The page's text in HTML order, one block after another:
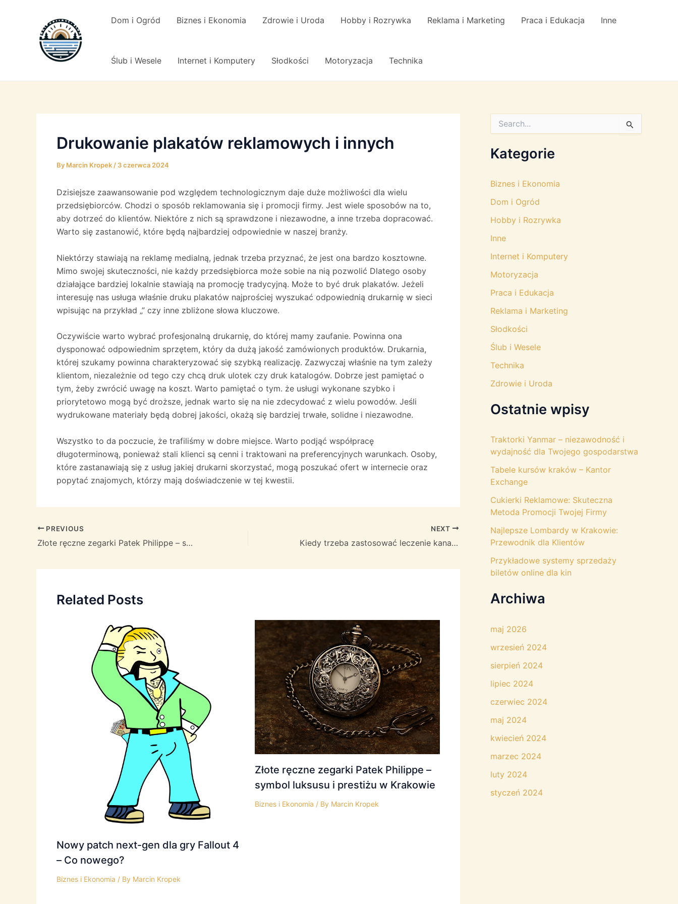
Dom i Ogród Biznes i Ekonomia Zdrowie i Uroda Hobby i Rozrywka Reklama i Marketing Praca i Edukacja Inne
Ślub i Wesele Internet i Komputery Słodkości Motoryzacja Technika
Drukowanie plakatów reklamowych i innych
By Marcin Kropek / 3 czerwca 2024
Dzisiejsze zaawansowanie pod względem technologicznym daje duże możliwości dla wielu
przedsiębiorców. Chodzi o sposób reklamowania się i promocji firmy. Jest wiele sposobów na to,
aby dotrzeć do klientów. Niektóre z nich są sprawdzone i niezawodne, a inne trzeba dopracować.
Warto się zastanowić, które będą najbardziej odpowiednie w naszej branży.
Niektórzy stawiają na reklamę medialną, jednak trzeba przyznać, że jest ona bardzo kosztowne.
Mimo swojej skuteczności, nie każdy przedsiębiorca może sobie na nią pozwolić Dlatego osoby
działające bardziej lokalnie stawiają na promocję tradycyjną. Może to być druk plakatów. Jeżeli
interesuję nas usługa właśnie druku plakatów najprościej wyszukać odpowiednią drukarnię w sieci
wpisując na przykład „” czy inne zbliżone słowa kluczowe.
Oczywiście warto wybrać profesjonalną drukarnię, do której mamy zaufanie. Powinna ona
dysponować odpowiednim sprzętem, który da dużą jakość zamówionych produktów. Drukarnia,
której szukamy powinna charakteryzować się szybką realizację. Zazwyczaj właśnie na tym zależy
klientom, niezależnie od tego czy chcą druk ulotek czy druk katalogów. Dobrze jest pamiętać o
tym, żeby zwrócić uwagę na koszt. Warto pamiętać o tym. że usługi wykonane szybko i
priorytetowo mogą być droższe, jednak warto się na nie zdecydować z wielu powodów. Jeśli
wydrukowane materiały będą dobrej jakości, okażą się bardziej trwałe, solidne i niezawodne.
Wszystko to da poczucie, że trafiliśmy w dobre miejsce. Warto podjąć współpracę
długoterminową, ponieważ stali klienci są cenni i traktowani na preferencyjnych warunkach. Osoby,
które zastanawiają się z usług jakiej drukarni skorzystać, mogą poszukać ofert w internecie oraz
popytać znajomych, którzy mają doświadczenie w tej kwestii.
Post
navigation
PREVIOUS
Złote ręczne zegarki Patek Philippe – symbol luksusu i prestiżu w Krakowie
NEXT
Kiedy trzeba zastosować leczenie kanałowe?
Related Posts
Nowy patch next-gen dla gry Fallout 4
– Co nowego?
Biznes i Ekonomia / By Marcin Kropek
Złote ręczne zegarki Patek Philippe –
symbol luksusu i prestiżu w Krakowie
Biznes i Ekonomia / By Marcin Kropek
r
c
o
r
Kategorie
Biznes i Ekonomia
Dom i Ogród
Hobby i Rozrywka
Inne
Internet i Komputery
Motoryzacja
Praca i Edukacja
Reklama i Marketing
Słodkości
Ślub i Wesele
Technika
Zdrowie i Uroda
Ostatnie wpisy
Traktorki Yanmar – niezawodność i
wydajność dla Twojego gospodarstwa
Tabele kursów kraków – Kantor
Exchange
Cukierki Reklamowe: Skuteczna
Metoda Promocji Twojej Firmy
Najlepsze Lombardy w Krakowie:
Przewodnik dla Klientów
Przykładowe systemy sprzedaży
biletów online dla kin
Archiwa
maj 2026
wrzesień 2024
sierpień 2024
lipiec 2024
czerwiec 2024
maj 2024
kwiecień 2024
marzec 2024
luty 2024
styczeń 2024